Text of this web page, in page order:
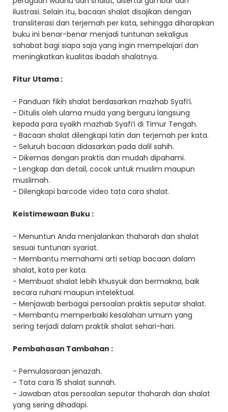
ilustrasi. Selain itu, bacaan shalat disajikan dengan
transliterasi dan terjemah per kata, sehingga diharapkan
buku ini benar-benar menjadi tuntunan sekaligus
sahabat bagi siapa saja yang ingin mempelajari dan
meningkatkan kualitas ibadah shalatnya.
Fitur Utama :
- Panduan fikih shalat berdasarkan mazhab Syafi‘i.
- Ditulis oleh ulama muda yang berguru langsung
kepada para syaikh mazhab Syafi‘i di Timur Tengah.
- Bacaan shalat dilengkapi latin dan terjemah per kata.
- Seluruh bacaan didasarkan pada dalil sahih.
- Dikemas dengan praktis dan mudah dipahami.
- Lengkap dan detail, cocok untuk muslim maupun
muslimah.
- Dilengkapi barcode video tata cara shalat.
Keistimewaan Buku :
- Menuntun Anda menjalankan thaharah dan shalat
sesuai tuntunan syariat.
- Membantu memahami arti setiap bacaan dalam
shalat, kata per kata.
- Membuat shalat lebih khusyuk dan bermakna, baik
secara ruhani maupun intelektual.
- Menjawab berbagai persoalan praktis seputar shalat.
- Membantu memperbaiki kesalahan umum yang
sering terjadi dalam praktik shalat sehari-hari.
Pembahasan Tambahan :
- Pemulasaraan jenazah.
- Tata cara 15 shalat sunnah.
- Jawaban atas persoalan seputar thaharah dan shalat
yang sering dihadapi.